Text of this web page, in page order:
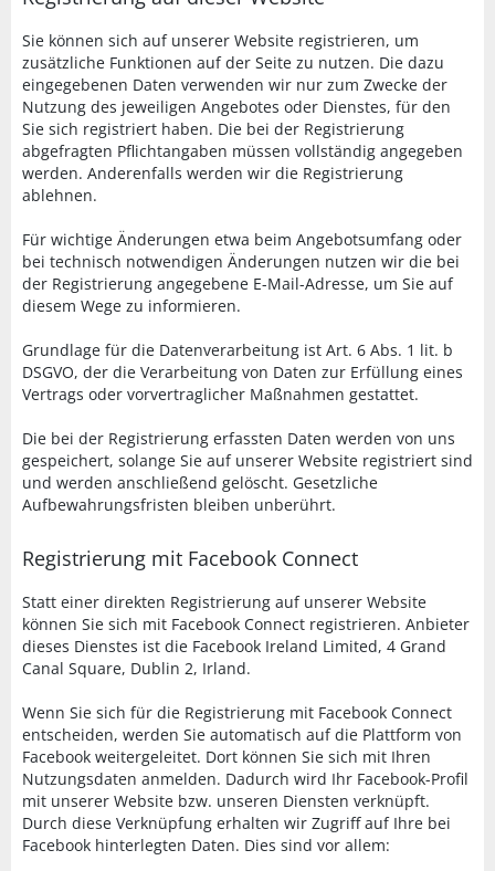
Sie können sich auf unserer Website registrieren, um
zusätzliche Funktionen auf der Seite zu nutzen. Die dazu
eingegebenen Daten verwenden wir nur zum Zwecke der
Nutzung des jeweiligen Angebotes oder Dienstes, für den
Sie sich registriert haben. Die bei der Registrierung
abgefragten Pflichtangaben müssen vollständig angegeben
werden. Anderenfalls werden wir die Registrierung
ablehnen.
Für wichtige Änderungen etwa beim Angebotsumfang oder
bei technisch notwendigen Änderungen nutzen wir die bei
der Registrierung angegebene E-Mail-Adresse, um Sie auf
diesem Wege zu informieren.
Grundlage für die Datenverarbeitung ist Art. 6 Abs. 1 lit. b
DSGVO, der die Verarbeitung von Daten zur Erfüllung eines
Vertrags oder vorvertraglicher Maßnahmen gestattet.
Die bei der Registrierung erfassten Daten werden von uns
gespeichert, solange Sie auf unserer Website registriert sind
und werden anschließend gelöscht. Gesetzliche
Aufbewahrungsfristen bleiben unberührt.
Registrierung mit Facebook Connect
Statt einer direkten Registrierung auf unserer Website
können Sie sich mit Facebook Connect registrieren. Anbieter
dieses Dienstes ist die Facebook Ireland Limited, 4 Grand
Canal Square, Dublin 2, Irland.
Wenn Sie sich für die Registrierung mit Facebook Connect
entscheiden, werden Sie automatisch auf die Plattform von
Facebook weitergeleitet. Dort können Sie sich mit Ihren
Nutzungsdaten anmelden. Dadurch wird Ihr Facebook-Profil
mit unserer Website bzw. unseren Diensten verknüpft.
Durch diese Verknüpfung erhalten wir Zugriff auf Ihre bei
Facebook hinterlegten Daten. Dies sind vor allem: